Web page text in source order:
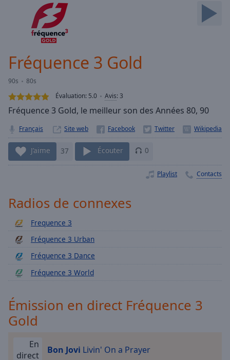
-:-
Loaded:
0.00%
Stream
LIVE
Seek to
live,
currently
behind
liveLIVE
Rate
Chapters
Chapters
Descriptions
descriptions
off,
selected
Fréquence 3 Gold
90s
80s
Évaluation: 5.0 Avis:3
Fréquence 3 Gold, le meilleur son des Années 80, 90
Français Site web
J’aime 37 Écouter 0
Playlist Contacts
Radios de connexes
Frequence 3
Fréquence 3 Urban
Fréquence 3 Dance
Fréquence 3 World
Émission en direct Fréquence 3
Gold
En
direct
Bon Jovi Livin' On a Prayer